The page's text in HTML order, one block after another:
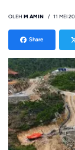
OLEH M AMIN 11 MEI
Share